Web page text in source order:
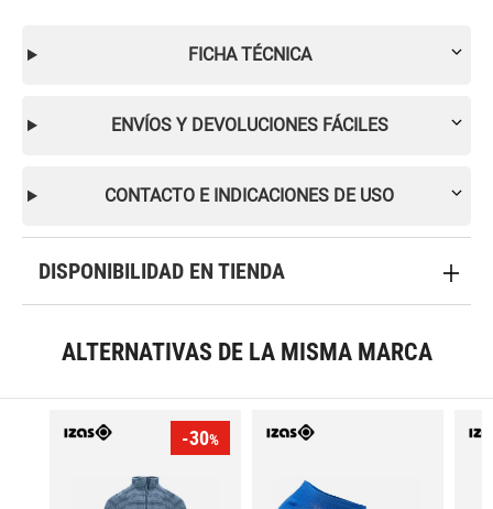
FICHA TÉCNICA
ENVÍOS Y DEVOLUCIONES FÁCILES
CONTACTO E INDICACIONES DE USO
DISPONIBILIDAD EN TIENDA
ALTERNATIVAS DE LA MISMA MARCA
-30%